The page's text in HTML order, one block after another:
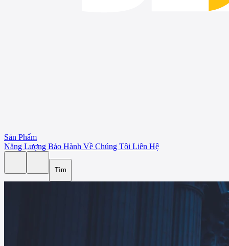
Sản Phẩm
Năng Lượng Bảo Hành Về Chúng Tôi Liên Hệ
Tìm